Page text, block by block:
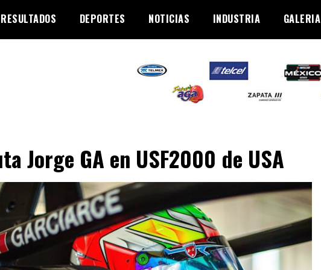
RESULTADOS DEPORTES NOTICIAS INDUSTRIA GALERIA
Jorge GA en USF2000 de USA